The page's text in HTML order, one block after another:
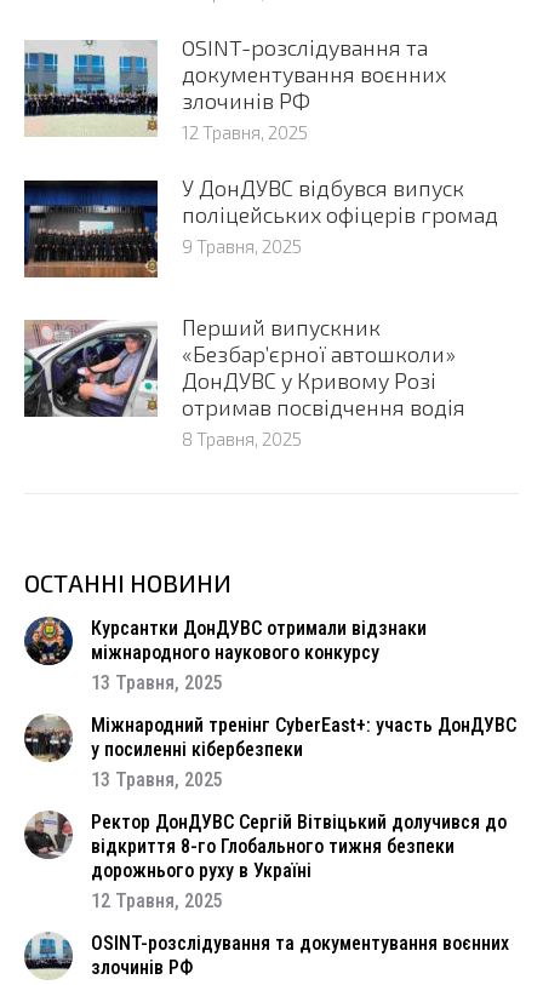
OSINT-розслідування та
документування воєнних
злочинів РФ
12 Травня, 2025
У ДонДУВС відбувся випуск
поліцейських офіцерів громад
9 Травня, 2025
Перший випускник
«Безбар’єрної автошколи»
ДонДУВС у Кривому Розі
отримав посвідчення водія
8 Травня, 2025
ОСТАННІ НОВИНИ
Курсантки ДонДУВС отримали відзнаки
міжнародного наукового конкурсу
13 Травня, 2025
Міжнародний тренінг CyberEast+: участь ДонДУВС
у посиленні кібербезпеки
13 Травня, 2025
Ректор ДонДУВС Сергій Вітвіцький долучився до
відкриття 8-го Глобального тижня безпеки
дорожнього руху в Україні
12 Травня, 2025
OSINT-розслідування та документування воєнних
злочинів РФ